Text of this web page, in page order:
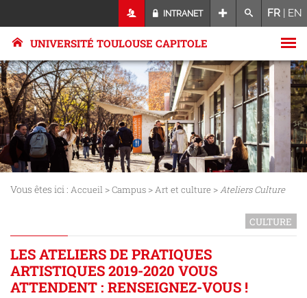
INTRANET FR | EN
UNIVERSITÉ TOULOUSE CAPITOLE
Vous êtes ici : Accueil >Campus >Art et culture >Ateliers Culture
CULTURE
LES ATELIERS DE PRATIQUES
ARTISTIQUES 2019-2020 VOUS
ATTENDENT : RENSEIGNEZ-VOUS !